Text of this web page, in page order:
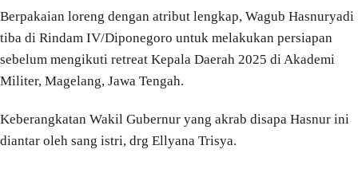
Berpakaian loreng dengan atribut lengkap, Wagub Hasnuryadi
tiba di Rindam IV/Diponegoro untuk melakukan persiapan
sebelum mengikuti retreat Kepala Daerah 2025 di Akademi
Militer, Magelang, Jawa Tengah.
Keberangkatan Wakil Gubernur yang akrab disapa Hasnur ini
diantar oleh sang istri, drg Ellyana Trisya.